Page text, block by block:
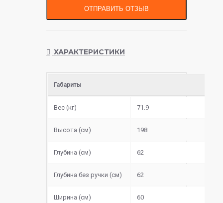
ОТПРАВИТЬ ОТЗЫВ
ХАРАКТЕРИСТИКИ
Габариты
Вес (кг) 71.9
Высота (см) 198
Глубина (см) 62
Глубина без ручки (см) 62
Ширина (см) 60